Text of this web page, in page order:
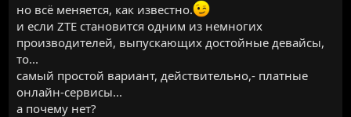
но всё меняется, как известно.
и если ZTE становится одним из немногих
производителей, выпускающих достойные девайсы,
то...
самый простой вариант, действительно,- платные
онлайн-сервисы...
а почему нет?